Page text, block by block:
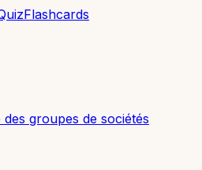
Flashcards
groupes de sociétés